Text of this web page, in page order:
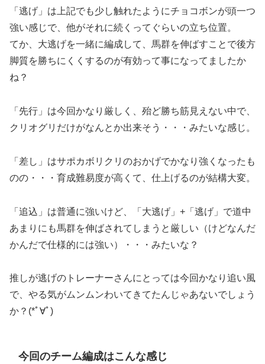
「逃げ」は上記でも少し触れたようにチョコボンが頭一つ
強い感じで、他がそれに続くってぐらいの立ち位置。
てか、大逃げを一緒に編成して、馬群を伸ばすことで後方
脚質を勝ちにくくするのが有効って事になってましたか
ね？
「先行」は今回かなり厳しく、殆ど勝ち筋見えない中で、
クリオグリだけがなんとか出来そう・・・みたいな感じ。
「差し」はサポカボリクリのおかげでかなり強くなったも
のの・・・育成難易度が高くて、仕上げるのが結構大変。
「追込」は普通に強いけど、「大逃げ」+「逃げ」で道中
あまりにも馬群を伸ばされてしまうと厳しい（けどなんだ
かんだで仕様的には強い）・・・みたいな？
推しが逃げのトレーナーさんにとっては今回かなり追い風
で、やる気がムンムンわいてきてたんじゃあないでしょう
か？(*ﾟ∀ﾟ)
今回のチーム編成はこんな感じ